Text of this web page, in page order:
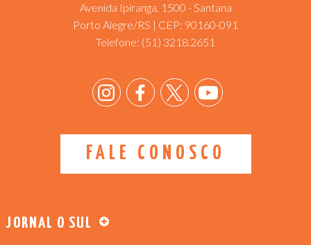
Avenida Ipiranga, 1500 - Santana
Porto Alegre/RS | CEP: 90160-091
Telefone: (51) 3218.2651
FALE CONOSCO
JORNAL O SUL